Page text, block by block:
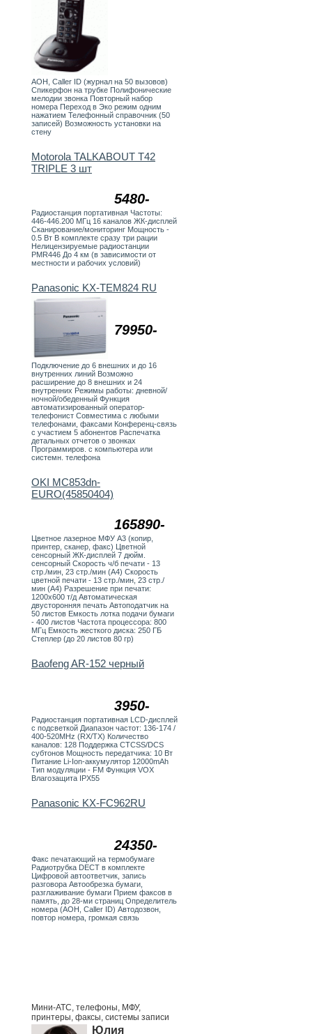
АОН, Caller ID (журнал на 50 вызовов)
Спикерфон на трубке Полифонические
мелодии звонка Повторный набор
номера Переход в Эко режим одним
нажатием Телефонный справочник (50
записей) Возможность установки на
стену
5480-
Motorola TALKABOUT T42
TRIPLE 3 шт
Радиостанция портативная Частоты:
446-446.200 МГц 16 каналов ЖК-дисплей
Сканирование/мониторинг Мощность -
0.5 Вт В комплекте сразу три рации
Нелицензируемые радиостанции
PMR446 До 4 км (в зависимости от
местности и рабочих условий)
79950-
Panasonic KX-TEM824 RU
Подключение до 6 внешних и до 16
внутренних линий Возможно
расширение до 8 внешних и 24
внутренних Режимы работы: дневной/
ночной/обеденный Функция
автоматизированный оператор-
телефонист Совместима с любыми
телефонами, факсами Конференц-связь
с участием 5 абонентов Распечатка
детальных отчетов о звонках
Программиров. с компьютера или
системн. телефона
165890-
OKI MC853dn-
EURO(45850404)
Цветное лазерное МФУ А3 (копир,
принтер, сканер, факс) Цветной
сенсорный ЖК-дисплей 7 дюйм.
сенсорный Скорость ч/б печати - 13
стр./мин, 23 стр./мин (А4) Скорость
цветной печати - 13 стр./мин, 23 стр./
мин (А4) Разрешение при печати:
1200х600 т/д Автоматическая
двусторонняя печать Автоподатчик на
50 листов Емкость лотка подачи бумаги
- 400 листов Частота процессора: 800
МГц Емкость жесткого диска: 250 ГБ
Степлер (до 20 листов 80 гр)
3950-
Baofeng AR-152 черный
Радиостанция портативная LCD-дисплей
с подсветкой Диапазон частот: 136-174 /
400-520MHz (RX/TX) Количество
каналов: 128 Поддержка CTCSS/DCS
субтонов Мощность передатчика: 10 Вт
Питание Li-Ion-аккумулятор 12000mAh
Тип модуляции - FM Функция VOX
Влагозащита IPX55
24350-
Panasonic KX-FC962RU
Факс печатающий на термобумаге
Радиотрубка DECT в комплекте
Цифровой автоответчик, запись
разговора Автообрезка бумаги,
разглаживание бумаги Прием факсов в
память, до 28-ми страниц Определитель
номера (АОН, Caller ID) Автодозвон,
повтор номера, громкая связь
Мини-АТС, телефоны, МФУ,
принтеры, факсы, системы записи
Юлия